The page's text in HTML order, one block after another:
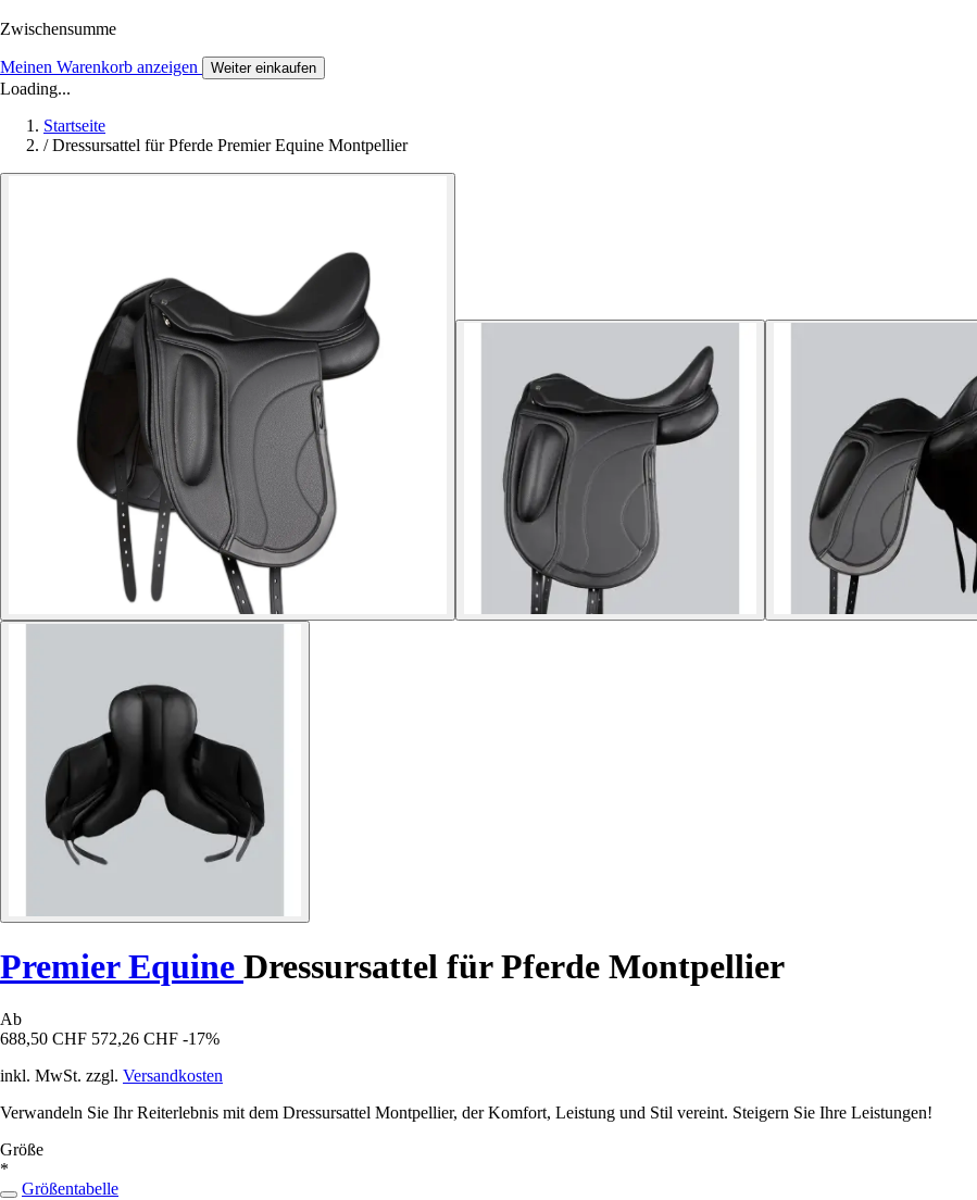
Zwischensumme
Meinen Warenkorb anzeigen Weiter einkaufen
Loading...
Startseite
/ Dressursattel für Pferde Premier Equine Montpellier
Premier Equine Dressursattel für Pferde Montpellier
Ab
688,50 CHF 572,26 CHF -17%
inkl. MwSt. zzgl. Versandkosten
Verwandeln Sie Ihr Reiterlebnis mit dem Dressursattel Montpellier, der Komfort, Leistung und Stil vereint. Steigern Sie Ihre Leistungen!
Größe
*
Größentabelle